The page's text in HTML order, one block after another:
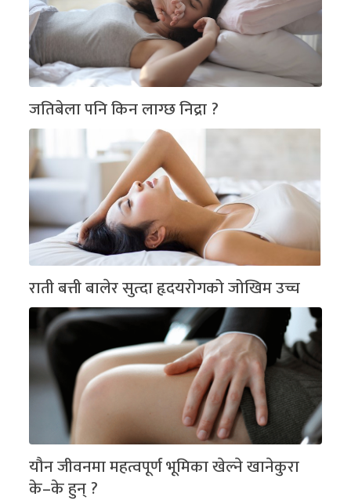
जतिबेला पनि किन लाग्छ निद्रा ?
राती बत्ती बालेर सुत्दा हृदयरोगको जोखिम उच्च
यौन जीवनमा महत्वपूर्ण भूमिका खेल्ने खानेकुरा
के–के हुन् ?